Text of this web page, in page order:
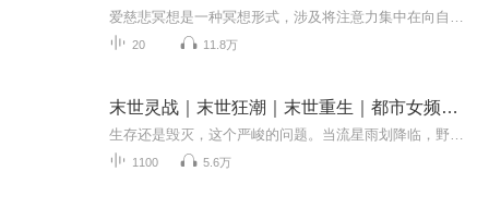
20 11.8万
末世灵战｜末世狂潮｜末世重生｜都市女频｜末世求生
1100 5.6万